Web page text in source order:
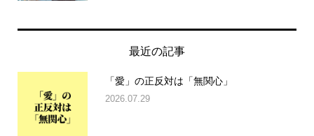
最近の記事
「愛」の正反対は「無関心」
2026.07.29